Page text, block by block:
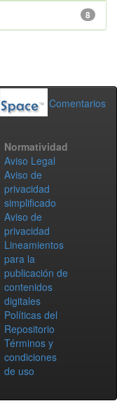
8
Comentarios
Normatividad
Aviso Legal
Aviso de
privacidad
simplificado
Aviso de
privacidad
Lineamientos
para la
publicación de
contenidos
digitales
Políticas del
Repositorio
Términos y
condiciones
de uso